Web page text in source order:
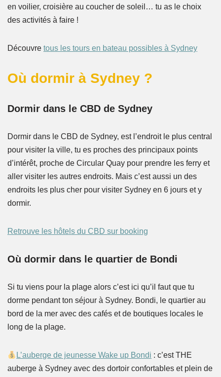
en voilier, croisière au coucher de soleil… tu as le choix
des activités à faire !
Découvre tous les tours en bateau possibles à Sydney
Où dormir à Sydney ?
Dormir dans le CBD de Sydney
Dormir dans le CBD de Sydney, est l’endroit le plus central
pour visiter la ville, tu es proches des principaux points
d’intérêt, proche de Circular Quay pour prendre les ferry et
aller visiter les autres endroits. Mais c’est aussi un des
endroits les plus cher pour visiter Sydney en 6 jours et y
dormir.
Retrouve les hôtels du CBD sur booking
Où dormir dans le quartier de Bondi
Si tu viens pour la plage alors c’est ici qu’il faut que tu
dorme pendant ton séjour à Sydney. Bondi, le quartier au
bord de la mer avec des cafés et de boutiques locales le
long de la plage.
L’auberge de jeunesse Wake up Bondi : c’est THE
auberge à Sydney avec des dortoir confortables et plein de